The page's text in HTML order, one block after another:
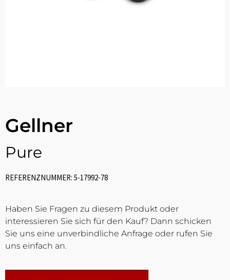
Gellner
Pure
REFERENZNUMMER: 5-17992-78
Haben Sie Fragen zu diesem Produkt oder
interessieren Sie sich für den Kauf? Dann schicken
Sie uns eine unverbindliche Anfrage oder rufen Sie
uns einfach an.